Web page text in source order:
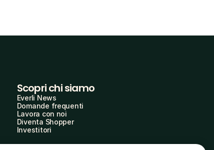
Scopri chi siamo
Everli News
Domande frequenti
Lavora con noi
Diventa Shopper
Investitori